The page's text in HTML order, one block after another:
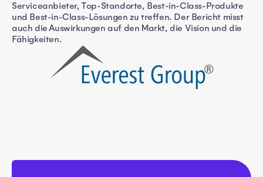
Serviceanbieter, Top-Standorte, Best-in-Class-Produkte
und Best-in-Class-Lösungen zu treffen. Der Bericht misst
auch die Auswirkungen auf den Markt, die Vision und die
Fähigkeiten.